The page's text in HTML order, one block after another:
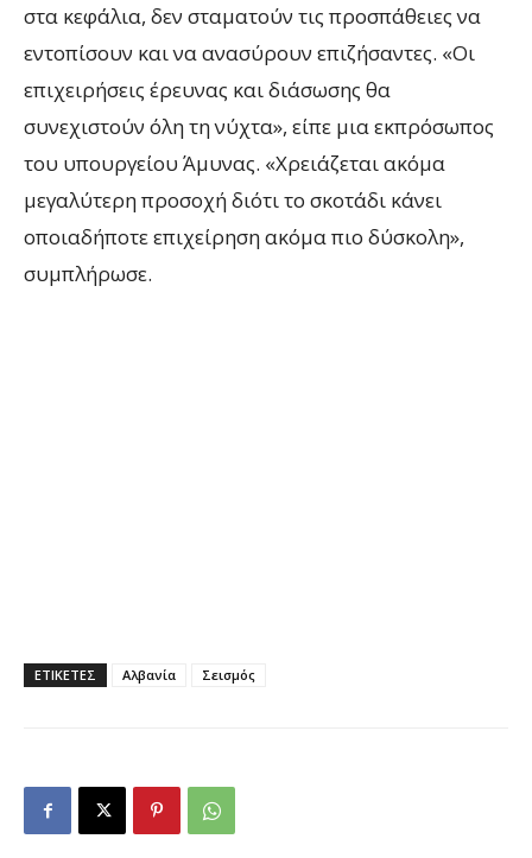
στα κεφάλια, δεν σταματούν τις προσπάθειες να
εντοπίσουν και να ανασύρουν επιζήσαντες. «Οι
επιχειρήσεις έρευνας και διάσωσης θα
συνεχιστούν όλη τη νύχτα», είπε μια εκπρόσωπος
του υπουργείου Άμυνας. «Χρειάζεται ακόμα
μεγαλύτερη προσοχή διότι το σκοτάδι κάνει
οποιαδήποτε επιχείρηση ακόμα πιο δύσκολη»,
συμπλήρωσε.
ΕΤΙΚΕΤΕΣ Αλβανία Σεισμός